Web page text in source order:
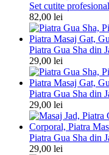
Set cutite
82,00 lei
Piatra Gua Sha din
29,00 lei
Piatra Gua Sha din
29,00 lei
Piatra Gua Sha din
29,00 lei